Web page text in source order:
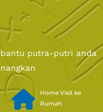
putra-putri anda
Home Visit ke
Rumah